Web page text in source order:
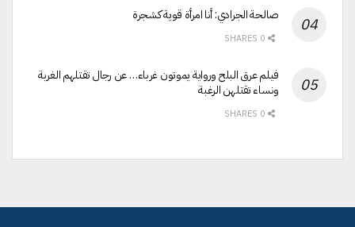
صالحة الجرادي: أنا امرأة قوية كشجرة
فيلم عرق البلح ورواية يموتون غرباء… عن رجال تقتلهم الغربة
ونساء تقتلهن الرغبة